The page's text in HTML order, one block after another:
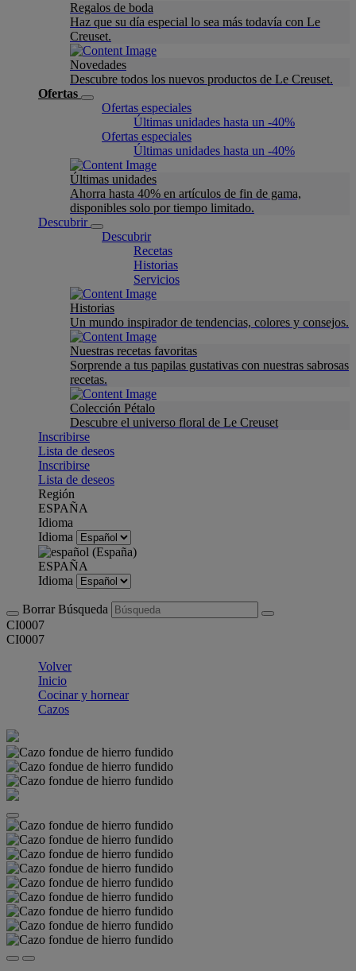
Regalos de boda
Haz que su día especial lo sea más todavía con Le
Creuset.
Novedades
Descubre todos los nuevos productos de Le Creuset.
Ofertas
Ofertas especiales
Últimas unidades hasta un -40%
Ofertas especiales
Últimas unidades hasta un -40%
Últimas unidades
Ahorra hasta 40% en artículos de fin de gama,
disponibles solo por tiempo limitado.
Descubrir
Descubrir
Recetas
Historias
Servicios
Historias
Un mundo inspirador de tendencias, colores y consejos.
Nuestras recetas favoritas
Sorprende a tus papilas gustativas con nuestras sabrosas
recetas.
Colección Pétalo
Descubre el universo floral de Le Creuset
Inscribirse
Lista de deseos
Inscribirse
Lista de deseos
Región
ESPAÑA
Idioma
Idioma
ESPAÑA
Idioma
Borrar Búsqueda
CI0007
CI0007
Volver
Inicio
Cocinar y hornear
Cazos